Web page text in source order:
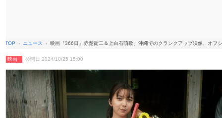
TOP ニュース 映画『366日』赤楚衛二＆上白石萌歌、沖縄でのクランクアップ映像、オフ
映画 公開日 2024/10/25 15:00